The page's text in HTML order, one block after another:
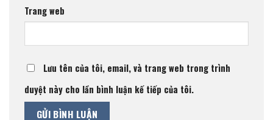
Trang web
Lưu tên của tôi, email, và trang web trong trình
duyệt này cho lần bình luận kế tiếp của tôi.